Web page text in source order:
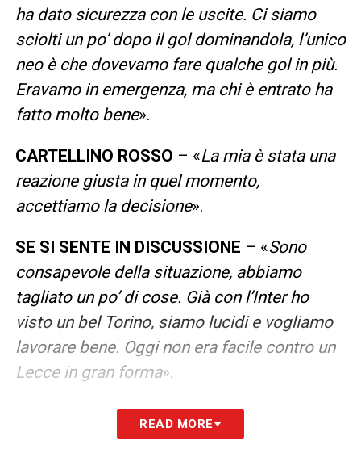
ha dato sicurezza con le uscite. Ci siamo
sciolti un po’ dopo il gol dominandola, l’unico
neo è che dovevamo fare qualche gol in più.
Eravamo in emergenza, ma chi è entrato ha
fatto molto bene».
CARTELLINO ROSSO – «La mia è stata una
reazione giusta in quel momento,
accettiamo la decisione».
SE SI SENTE IN DISCUSSIONE – «Sono
consapevole della situazione, abbiamo
tagliato un po’ di cose. Già con l’Inter ho
visto un bel Torino, siamo lucidi e vogliamo
lavorare bene. Oggi non era facile contro un
Lecce in gran forma».
CALENDARIO DIFFICILE– «Dovevamo fare
meglio, non abbiamo fatto bene al di là degli
READ MORE